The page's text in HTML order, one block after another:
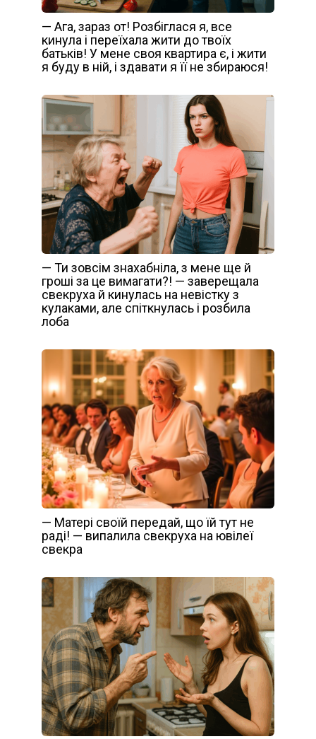
— Ага, зараз от! Розбіглася я, все
кинула і переїхала жити до твоїх
батьків! У мене своя квартира є, і жити
я буду в ній, і здавати я її не збираюся!
— Ти зовсім знахабніла, з мене ще й
гроші за це вимагати?! — заверещала
свекруха й кинулась на невістку з
кулаками, але спіткнулась і розбила
лоба
— Матері своїй передай, що їй тут не
раді! — випалила свекруха на ювілеї
свекра